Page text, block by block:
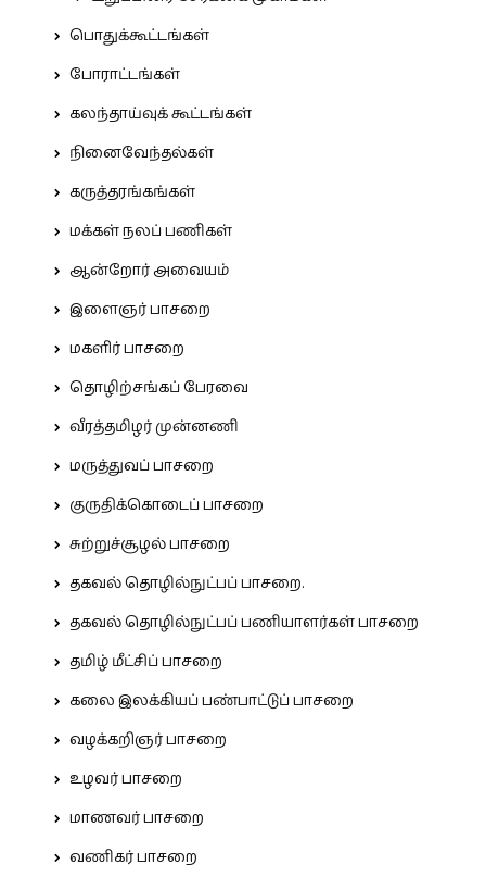
பொதுக்கூட்டங்கள்
போராட்டங்கள்
கலந்தாய்வுக் கூட்டங்கள்
நினைவேந்தல்கள்
கருத்தரங்கங்கள்
மக்கள் நலப் பணிகள்
ஆன்றோர் அவையம்
இளைஞர் பாசறை
மகளிர் பாசறை
தொழிற்சங்கப் பேரவை
வீரத்தமிழர் முன்னணி
மருத்துவப் பாசறை
குருதிக்கொடைப் பாசறை
சுற்றுச்சூழல் பாசறை
தகவல் தொழில்நுட்பப் பாசறை.
தகவல் தொழில்நுட்பப் பணியாளர்கள் பாசறை
தமிழ் மீட்சிப் பாசறை
கலை இலக்கியப் பண்பாட்டுப் பாசறை
வழக்கறிஞர் பாசறை
உழவர் பாசறை
மாணவர் பாசறை
வணிகர் பாசறை